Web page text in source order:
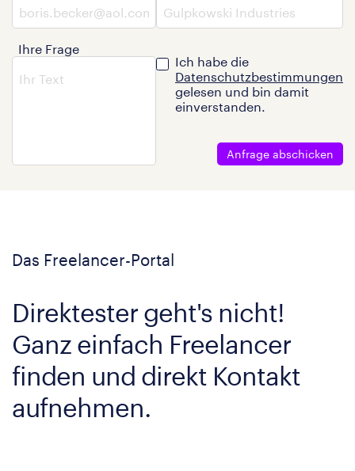
Ihre Frage
Ich habe die
Datenschutzbestimmungen
gelesen und bin damit
einverstanden.
Anfrage abschicken
Das Freelancer-Portal
Direktester geht's nicht!
Ganz einfach Freelancer
finden und direkt Kontakt
aufnehmen.